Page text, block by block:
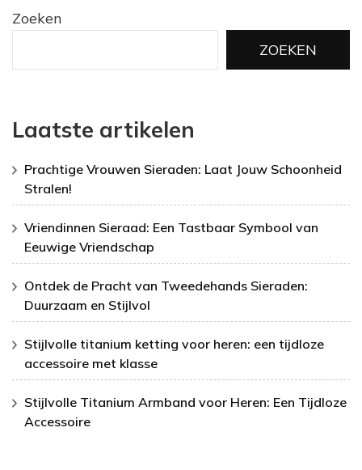
Zoeken
ZOEKEN
Laatste artikelen
Prachtige Vrouwen Sieraden: Laat Jouw Schoonheid
Stralen!
Vriendinnen Sieraad: Een Tastbaar Symbool van
Eeuwige Vriendschap
Ontdek de Pracht van Tweedehands Sieraden:
Duurzaam en Stijlvol
Stijlvolle titanium ketting voor heren: een tijdloze
accessoire met klasse
Stijlvolle Titanium Armband voor Heren: Een Tijdloze
Accessoire